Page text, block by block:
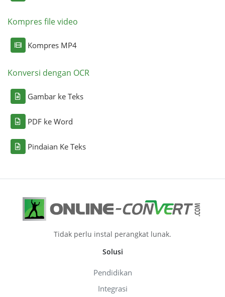
Kompres file video
Kompres MP4
Konversi dengan OCR
Gambar ke Teks
PDF ke Word
Pindaian Ke Teks
Tidak perlu instal perangkat lunak.
Solusi
Pendidikan
Integrasi